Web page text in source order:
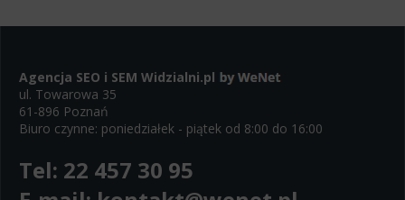
Agencja SEO i SEM Widzialni.pl
ul. Towarowa 35
61-896 Poznań
Biuro czynne: poniedziałek - piątek od 8:00 do 16:00
Tel: 22 457 30 95